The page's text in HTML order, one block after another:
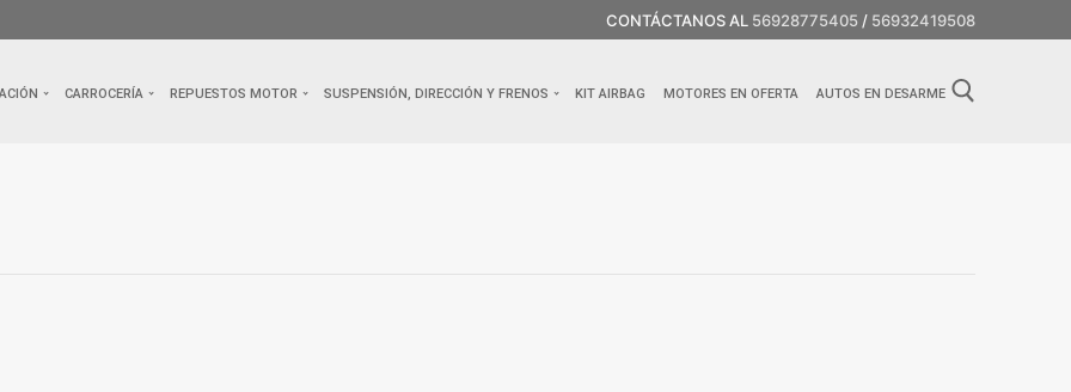
CONTÁCTANOS AL 56928775405 / 56932419508
CARROCERÍA REPUESTOS MOTOR SUSPENSIÓN, DIRECCIÓN Y FRENOS KIT AIRBAG MOTORES EN OFERTA AUTOS EN DESARME